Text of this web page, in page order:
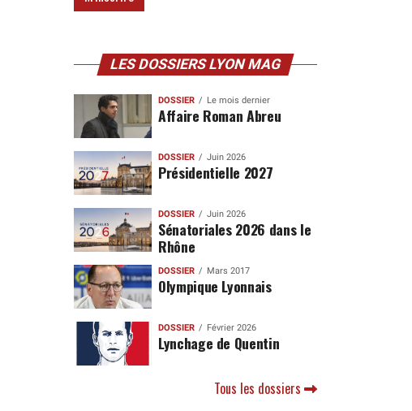
LES DOSSIERS LYON MAG
DOSSIER Le mois dernier
Affaire Roman Abreu
DOSSIER Juin 2026
Présidentielle 2027
DOSSIER Juin 2026
Sénatoriales 2026 dans le
Rhône
DOSSIER Mars 2017
Olympique Lyonnais
DOSSIER Février 2026
Lynchage de Quentin
Tous les dossiers